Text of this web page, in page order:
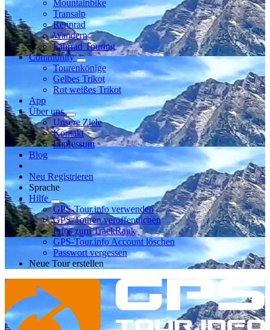
Mountainbike
Transalp
Rennrad
Wandern
Fahrrad Touring
Community
Tourenkönige
Gelbes Trikot
Rot weißes Trikot
App
Über uns
Unsere Ziele
Kontakt
Impressum
Blog
Neu Registrieren
Sprache
Hilfe
GPS-Tour.info verwenden
GPS-Touren veröffentlichen
Infos zum TrackRank
GPS-Tour.info Account löschen
Passwort vergessen
Neue Tour erstellen